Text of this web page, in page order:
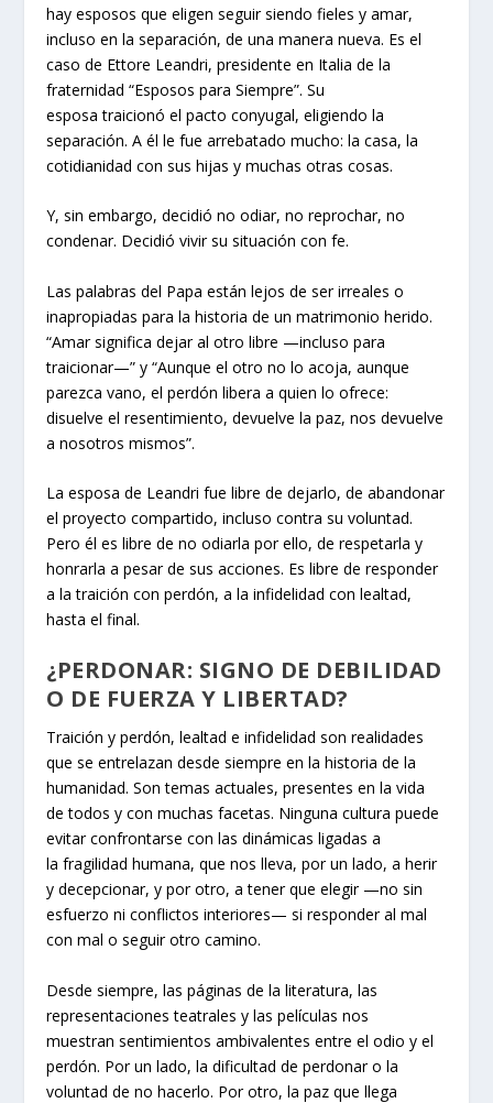
hay esposos que eligen seguir siendo fieles y amar,
incluso en la separación, de una manera nueva. Es el
caso de Ettore Leandri, presidente en Italia de la
fraternidad “Esposos para Siempre”. Su
esposa traicionó el pacto conyugal, eligiendo la
separación. A él le fue arrebatado mucho: la casa, la
cotidianidad con sus hijas y muchas otras cosas.
Y, sin embargo, decidió no odiar, no reprochar, no
condenar. Decidió vivir su situación con fe.
Las palabras del Papa están lejos de ser irreales o
inapropiadas para la historia de un matrimonio herido.
“Amar significa dejar al otro libre —incluso para
traicionar—” y “Aunque el otro no lo acoja, aunque
parezca vano, el perdón libera a quien lo ofrece:
disuelve el resentimiento, devuelve la paz, nos devuelve
a nosotros mismos”.
La esposa de Leandri fue libre de dejarlo, de abandonar
el proyecto compartido, incluso contra su voluntad.
Pero él es libre de no odiarla por ello, de respetarla y
honrarla a pesar de sus acciones. Es libre de responder
a la traición con perdón, a la infidelidad con lealtad,
hasta el final.
¿PERDONAR: SIGNO DE DEBILIDAD
O DE FUERZA Y LIBERTAD?
Traición y perdón, lealtad e infidelidad son realidades
que se entrelazan desde siempre en la historia de la
humanidad. Son temas actuales, presentes en la vida
de todos y con muchas facetas. Ninguna cultura puede
evitar confrontarse con las dinámicas ligadas a
la fragilidad humana, que nos lleva, por un lado, a herir
y decepcionar, y por otro, a tener que elegir —no sin
esfuerzo ni conflictos interiores— si responder al mal
con mal o seguir otro camino.
Desde siempre, las páginas de la literatura, las
representaciones teatrales y las películas nos
muestran sentimientos ambivalentes entre el odio y el
perdón. Por un lado, la dificultad de perdonar o la
voluntad de no hacerlo. Por otro, la paz que llega